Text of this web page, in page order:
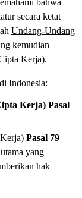
secara ketat
Undang-Undang
kemudian
Kerja).
Indonesia:
Kerja) Pasal
Pasal 79
yang
hak